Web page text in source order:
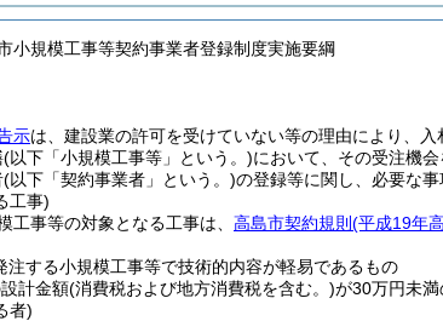
小規模工事等契約事業者登録制度実施要綱
示は、建設業の許可を受けていない等の理由により、
(以下「小規模工事等」という。)において、その受注機
(以下「契約事業者」という。)の登録等に関し、必要な事
工事)
工事等の対象となる工事は、 高島市契約規則 (平成19年
注する小規模工事等で技術的内容が軽易であるもの
計金額(消費税および地方消費税を含む。)が30万円未
者)